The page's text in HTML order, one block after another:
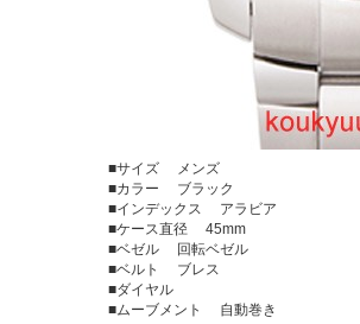
■サイズ メンズ
■カラー ブラック
■インデックス アラビア
■ケース直径 45mm
■ベゼル 回転ベゼル
■ベルト ブレス
■ダイヤル
■ムーブメント 自動巻き